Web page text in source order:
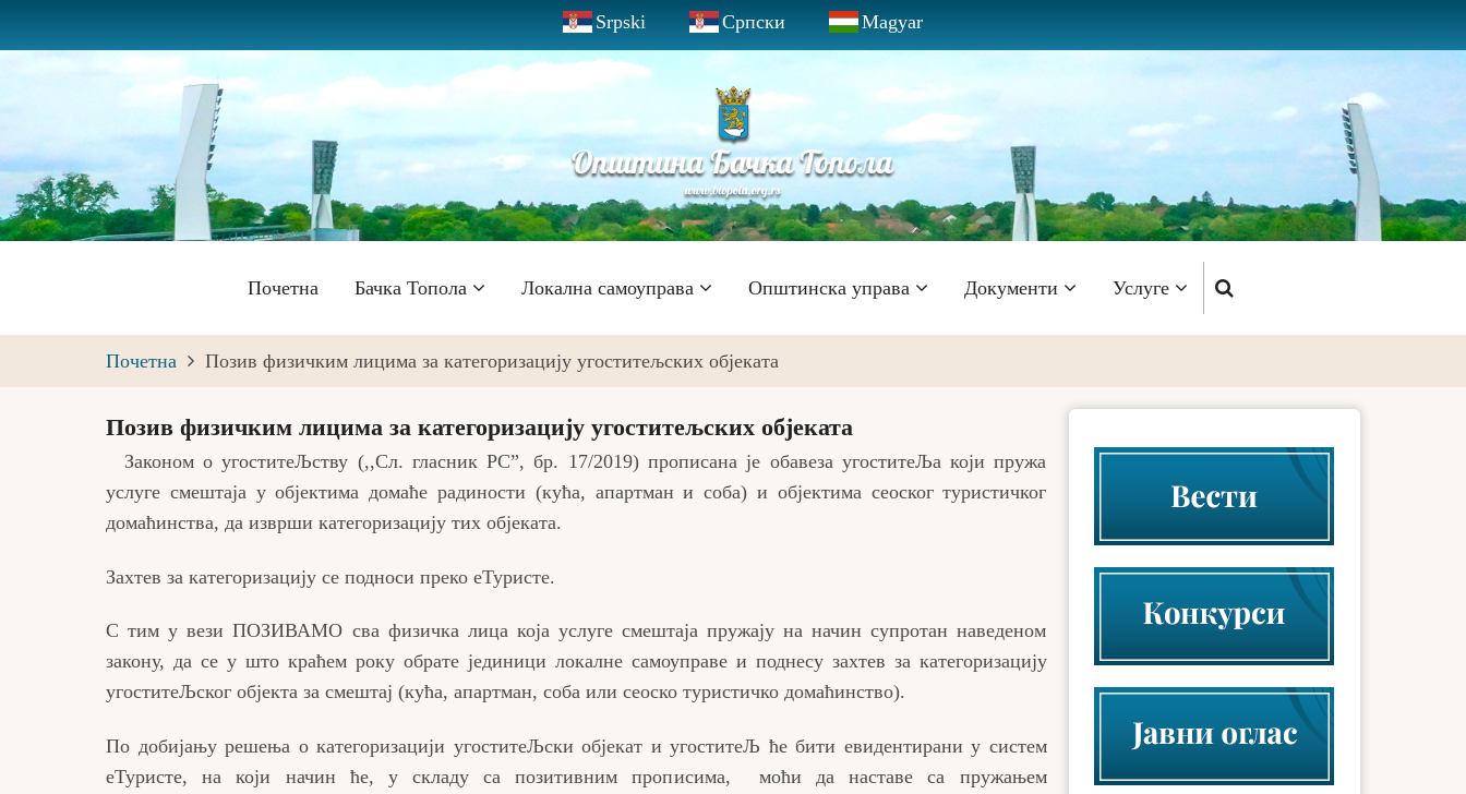
to
main
content
Srpski Српски Magyar
Главна
навигација
Почетна Бачка Топола Локална самоуправа Општинска управа Документи Услуге
Почетна Позив физичким лицима за категоризацију угоститељских објеката
Позив физичким лицима за категоризацију угоститељских објеката
Законом о угоститеЉству (,,Сл. гласник РСˮ, бр. 17/2019) прописана је обавеза угоститеЉа који пружа
услуге смештаја у објектима домаће радиности (кућа, апартман и соба) и објектима сеоског туристичког
домаћинства, да изврши категоризацију тих објеката.
Захтев за категоризацију се подноси преко еТуристе.
С тим у вези ПОЗИВАМО сва физичка лица која услуге смештаја пружају на начин супротан наведеном
закону, да се у што краћем року обрате јединици локалне самоуправе и поднесу захтев за категоризацију
угоститеЉског објекта за смештај (кућа, апартман, соба или сеоско туристичко домаћинство).
По добијању решења о категоризацији угоститеЉски објекат и угоститеЉ ће бити евидентирани у систем
еТуристе, на који начин ће, у складу са позитивним прописима, моћи да наставе са пружањем